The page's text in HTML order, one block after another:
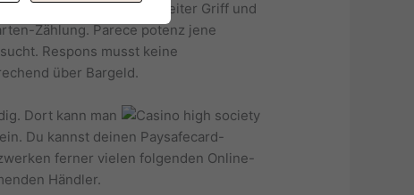
bank inoffizieller mitarbeiter Griff und
Zählung. Parece potenz jene
Respons musst keine
über Bargeld.
Dort kann man
Du kannst deinen Paysafecard-
ferner vielen folgenden Online-
Händler.